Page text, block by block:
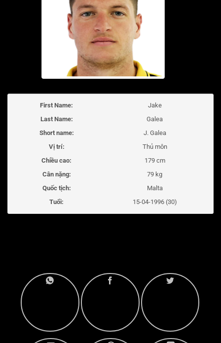
First Name:
Jake
Last Name:
Galea
Short name:
J. Galea
Vị trí:
Thủ môn
Chiều cao:
179 cm
Cân nặng:
79 kg
Quốc tịch:
Malta
Tuổi:
15-04-1996 (30)